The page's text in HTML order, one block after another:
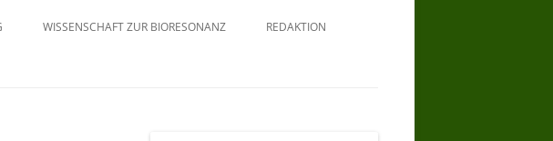
WISSENSCHAFT ZUR BIORESONANZ REDAKTION